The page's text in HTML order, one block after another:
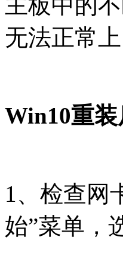
主板中的
无法正常上
Win10重
1、检查网
始”菜单，